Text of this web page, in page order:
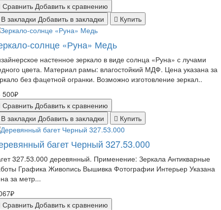
Сравнить Добавить к сравнению
закладки Добавить в закладки Купить
солнце «Руна» Медь
настенное зеркало в виде солнца «Руна» с лучами
цвета. Материал рамы: влагостойкий МДФ. Цена указана за
без фацетной огранки. Возможно изготовление зеркал..
500₽
Сравнить Добавить к сравнению
закладки Добавить в закладки Купить
багет Черный 327.53.000
327.53.000 деревянный. Применение: Зеркала Антикварные
Графика Живопись Вышивка Фотографии Интерьер Указана
за метр...
Сравнить Добавить к сравнению